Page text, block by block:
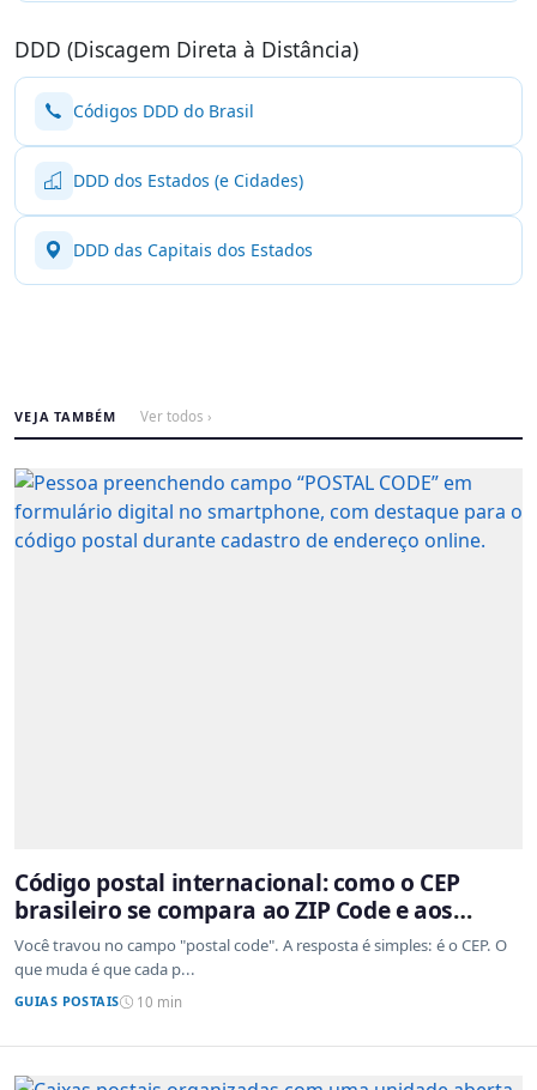
DDD (Discagem Direta à Distância)
Códigos DDD do Brasil
DDD dos Estados (e Cidades)
DDD das Capitais dos Estados
VEJA TAMBÉM Ver todos ›
Código postal internacional: como o CEP
brasileiro se compara ao ZIP Code e aos
sistemas de outros países
Você travou no campo "postal code". A resposta é simples: é o CEP. O
que muda é que cada p...
GUIAS POSTAIS 10 min